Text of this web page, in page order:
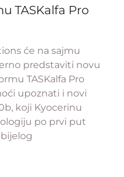
TASKalfa Pro
će na sajmu
predstaviti novu
TASKalfa Pro
upoznati i novi
koji Kyocerinu
po prvi put